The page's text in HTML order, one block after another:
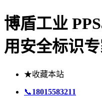
博盾工业
用安全标识
★收藏本站
📞18015583211